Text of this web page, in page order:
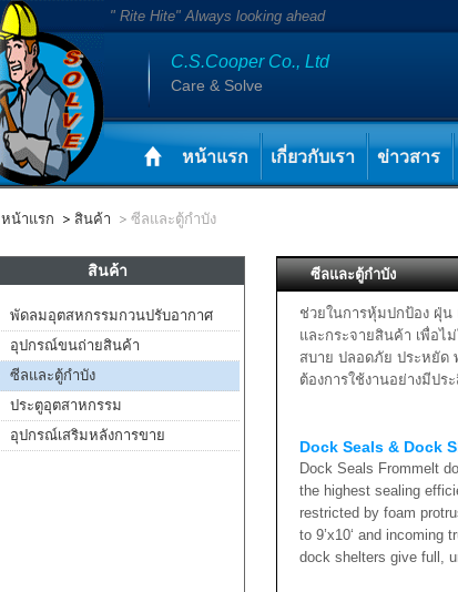
" Rite Hite" Always looking ahead
C.S.Cooper Co., Ltd
Care & Solve
หน้าแรก เกี่ยวกับเรา ข่าวสาร
หน้าแรก สินค้า ซีลและตู้กำบัง
สินค้า
พัดลมอุตสหกรรมกวนปรับอากาศ
อุปกรณ์ขนถ่ายสินค้า
ซีลและตู้กำบัง
ประตูอุตสาหกรรม
อุปกรณ์เสริมหลังการขาย
ซีลและตู้กำบัง
ช่วยในการหุ้มปกป้อง ฝุ่
และกระจายสินค้า เพื่อ
สบาย ปลอดภัย ประหยัด
ต้องการใช้งานอย่างมีป
Dock Seals & Dock
Dock Seals Frommelt
the highest sealing
restricted by foam
to 9’x10‘ and
dock shelters give full,